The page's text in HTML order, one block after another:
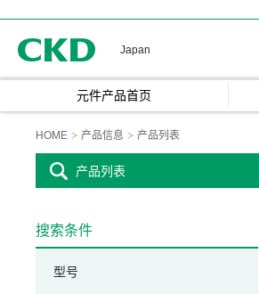
Japan
元件产品首页
HOME 产品信息 产品列表
产品列表
搜索条件
型号